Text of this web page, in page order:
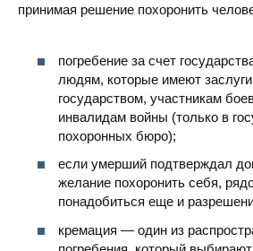
принимая решение похоронить
погребение за счет
людям, которые имеют
государством, участникам
инвалидам войны (только в
похоронных бюро);
если умерший подтверждал
желание похоронить себя,
понадобиться еще и
кремация — один из